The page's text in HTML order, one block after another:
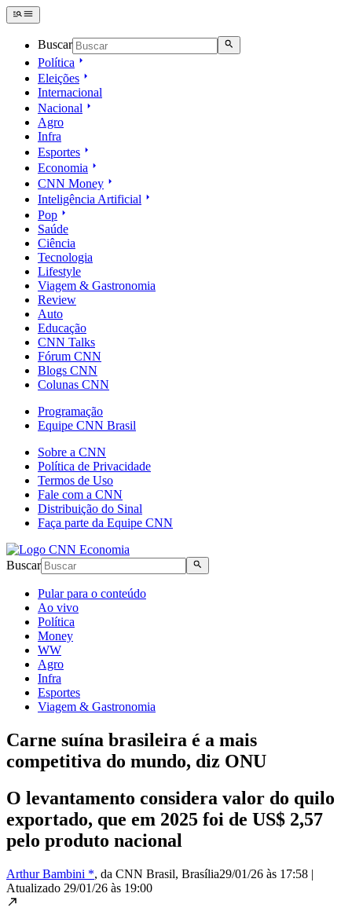
Buscar
Política
Eleições
Internacional
Nacional
Agro
Infra
Esportes
Economia
CNN Money
Inteligência Artificial
Pop
Saúde
Ciência
Tecnologia
Lifestyle
Viagem & Gastronomia
Review
Auto
Educação
CNN Talks
Fórum CNN
Blogs CNN
Colunas CNN
Programação
Equipe CNN Brasil
Sobre a CNN
Política de Privacidade
Termos de Uso
Fale com a CNN
Distribuição do Sinal
Faça parte da Equipe CNN
Buscar
Pular para o conteúdo
Ao vivo
Política
Money
WW
Agro
Infra
Esportes
Viagem & Gastronomia
Carne suína brasileira é a mais
competitiva do mundo, diz ONU
O levantamento considera valor do quilo
exportado, que em 2025 foi de US$ 2,57
pelo produto nacional
Arthur Bambini *, da CNN Brasil, Brasília29/01/26 às 17:58 |
Atualizado 29/01/26 às 19:00